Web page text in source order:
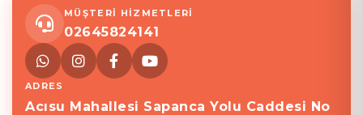
MÜŞTERİ HİZMETLERİ
02645824141
ADRES
Acısu Mahallesi Sapanca Yolu Caddesi No